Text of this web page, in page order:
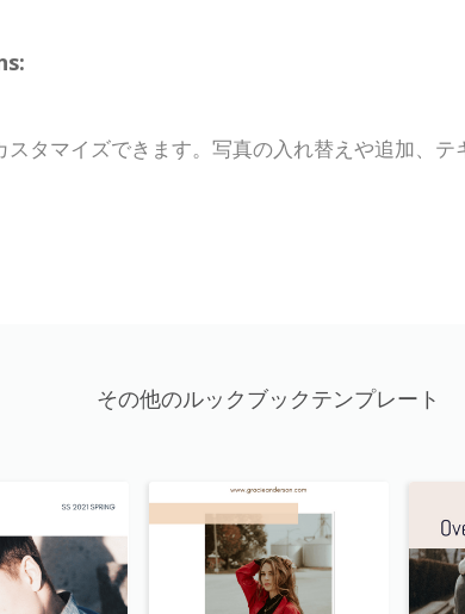
タマイズできます。写真の入れ替えや追加、テ
その他のルックブックテンプレート